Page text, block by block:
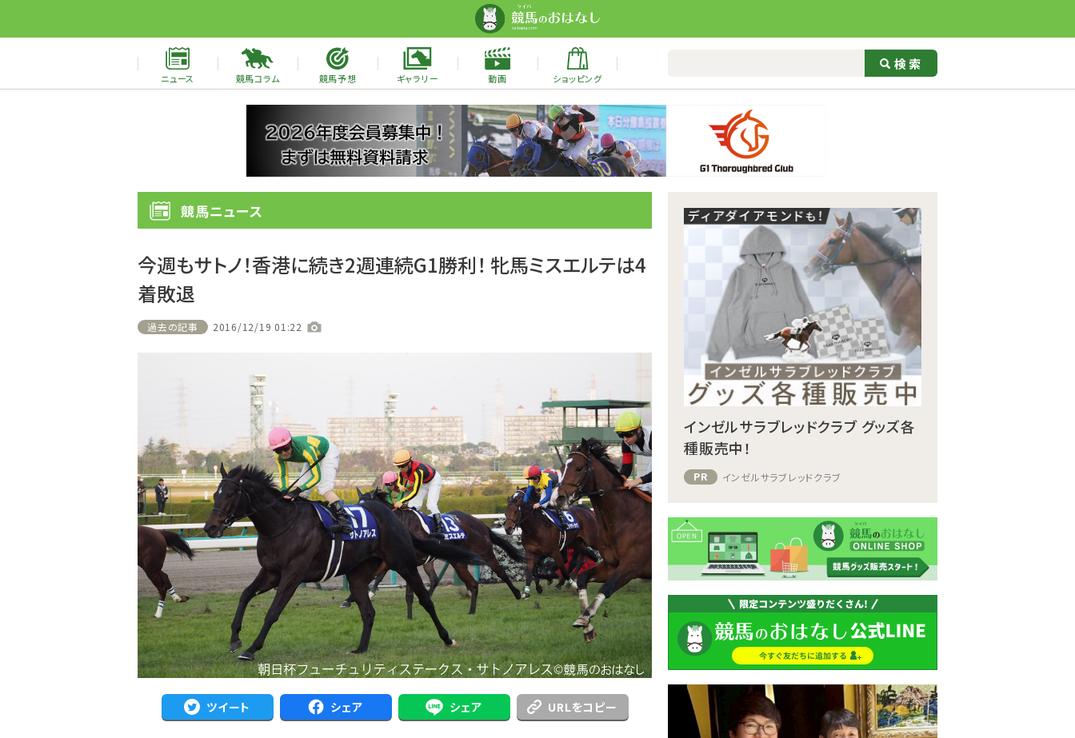
ニュース 競馬コラム 競馬予想 ギャラリー 動画 ショッピング
競馬ニュース
今週もサトノ！香港に続き2週連続G1勝利！ 牝馬ミスエルテは4
着敗退
過去の記事 2016/12/19 01:22
ツイート シェア シェア URLをコピー
インゼルサラブレッドクラブ グッズ各
種販売中！
PR インゼルサラブレッドクラブ